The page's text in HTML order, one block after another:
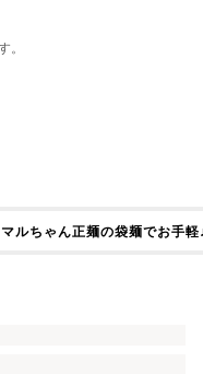
。
マルちゃん正麺の袋麺でお手